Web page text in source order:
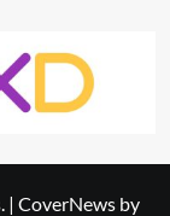
| CoverNews by